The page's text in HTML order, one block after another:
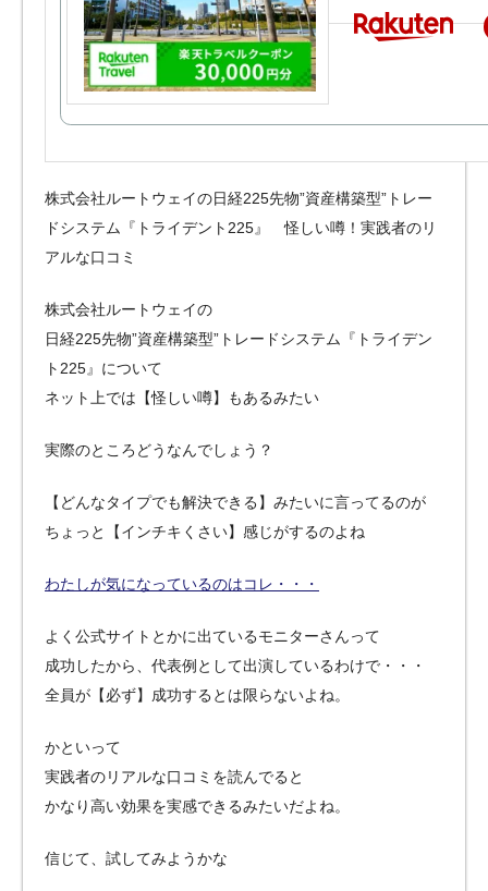
株式会社ルートウェイの日経225先物”資産構築型”トレー
ドシステム『トライデント225』 怪しい噂！実践者のリ
アルな口コミ
株式会社ルートウェイの
日経225先物”資産構築型”トレードシステム『トライデン
ト225』について
ネット上では【怪しい噂】もあるみたい
実際のところどうなんでしょう？
【どんなタイプでも解決できる】みたいに言ってるのが
ちょっと【インチキくさい】感じがするのよね
わたしが気になっているのはコレ・・・
よく公式サイトとかに出ているモニターさんって
成功したから、代表例として出演しているわけで・・・
全員が【必ず】成功するとは限らないよね。
かといって
実践者のリアルな口コミを読んでると
かなり高い効果を実感できるみたいだよね。
信じて、試してみようかな